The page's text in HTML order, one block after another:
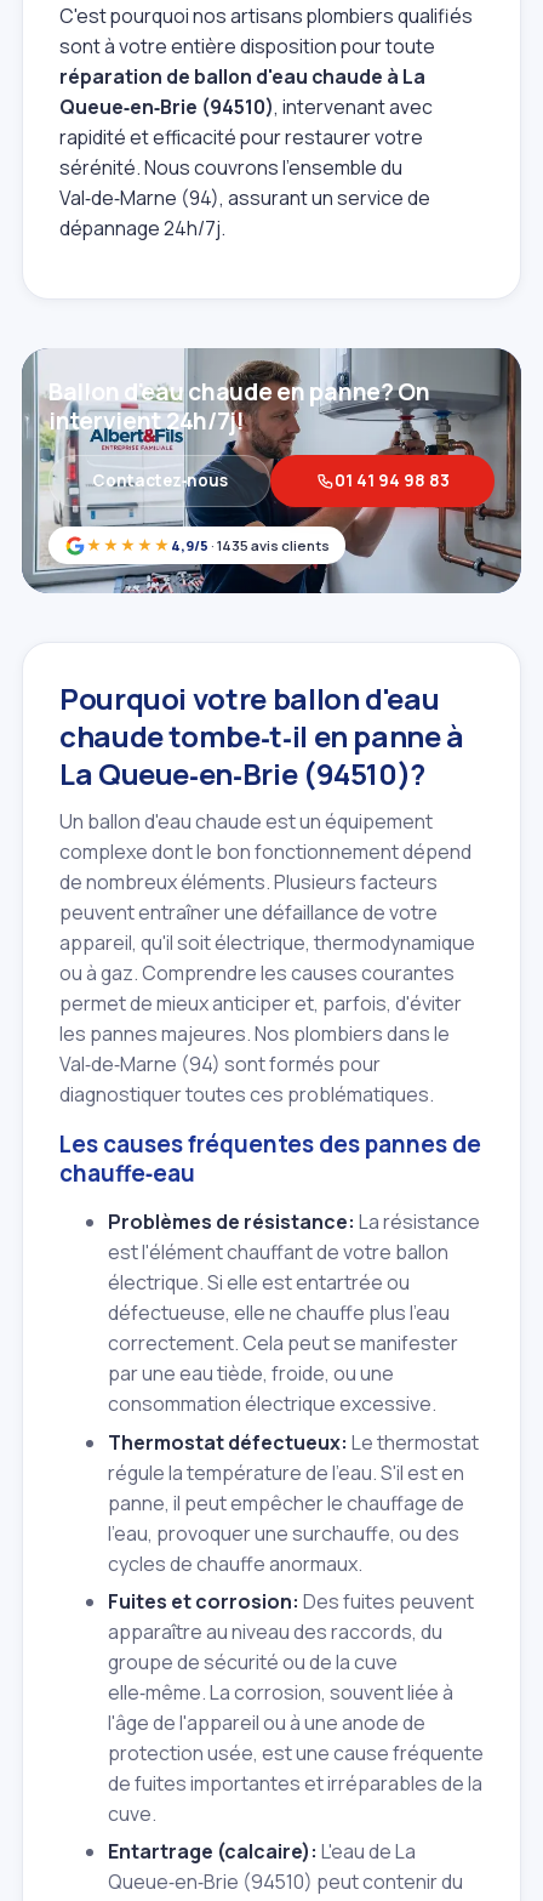
C'est pourquoi nos artisans plombiers qualifiés
sont à votre entière disposition pour toute
réparation de ballon d'eau chaude à La
Queue‑en‑Brie (94510), intervenant avec
rapidité et efficacité pour restaurer votre
sérénité. Nous couvrons l'ensemble du
Val‑de‑Marne (94), assurant un service de
dépannage 24h/7j.
★★★★★ 4,9/5 · 1435 avis clients
Ballon d'eau chaude en panne? On
intervient 24h/7j!
Contactez‑nous 01 41 94 98 83
Pourquoi votre ballon d'eau
chaude tombe‑t‑il en panne à
La Queue‑en‑Brie (94510)?
Un ballon d'eau chaude est un équipement
complexe dont le bon fonctionnement dépend
de nombreux éléments. Plusieurs facteurs
peuvent entraîner une défaillance de votre
appareil, qu'il soit électrique, thermodynamique
ou à gaz. Comprendre les causes courantes
permet de mieux anticiper et, parfois, d'éviter
les pannes majeures. Nos plombiers dans le
Val‑de‑Marne (94) sont formés pour
diagnostiquer toutes ces problématiques.
Les causes fréquentes des pannes de
chauffe‑eau
Problèmes de résistance: La résistance
est l'élément chauffant de votre ballon
électrique. Si elle est entartrée ou
défectueuse, elle ne chauffe plus l'eau
correctement. Cela peut se manifester
par une eau tiède, froide, ou une
consommation électrique excessive.
Thermostat défectueux: Le thermostat
régule la température de l'eau. S'il est en
panne, il peut empêcher le chauffage de
l'eau, provoquer une surchauffe, ou des
cycles de chauffe anormaux.
Fuites et corrosion: Des fuites peuvent
apparaître au niveau des raccords, du
groupe de sécurité ou de la cuve
elle‑même. La corrosion, souvent liée à
l'âge de l'appareil ou à une anode de
protection usée, est une cause fréquente
de fuites importantes et irréparables de la
cuve.
Entartrage (calcaire): L'eau de La
Queue‑en‑Brie (94510) peut contenir du